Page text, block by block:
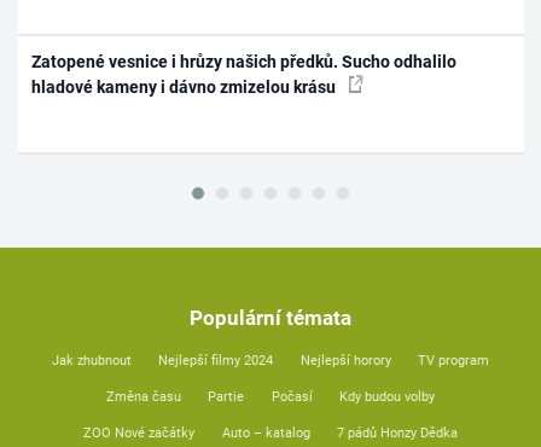
Zatopené vesnice i hrůzy našich předků. Sucho odhalilo
hladové kameny i dávno zmizelou krásu
Populární témata
Jak zhubnout Nejlepší filmy 2024 Nejlepší horory TV program
Změna času Partie Počasí Kdy budou volby
ZOO Nové začátky Auto – katalog 7 pádů Honzy Dědka